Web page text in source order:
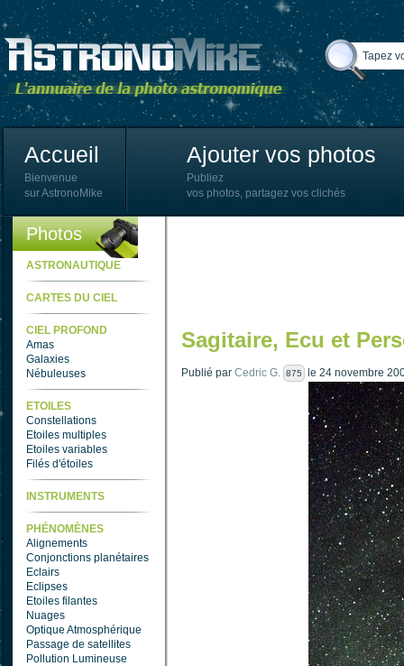
Accueil
Bienvenue
sur AstronoMike
Ajouter vos photos
Publiez
vos photos, partagez vos clichés
Photos
ASTRONAUTIQUE
CARTES DU CIEL
CIEL PROFOND
Amas
Galaxies
Nébuleuses
ETOILES
Constellations
Etoiles multiples
Etoiles variables
Filés d'étoiles
INSTRUMENTS
PHÉNOMÈNES
Alignements
Conjonctions planétaires
Eclairs
Eclipses
Etoiles filantes
Nuages
Optique Atmosphérique
Passage de satellites
Pollution Lumineuse
Sagitaire, Ecu et
Publié par Cedric G. 875 le 24 novembre